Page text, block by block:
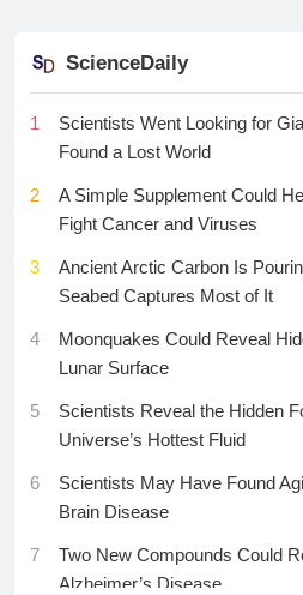
iCloud？
24
瑞士清洁科技公司Verretex研
艺，利用回收玻纤制造高性能
25 今天，深圳千亿IPO诞生
DeepSeek的这次小更新，原来
27 系统BUG先放放，微软要给盗
资本加注引爆前夜，眼科手术
30 AI批量轰炸苹果bug赏金计划，
12 并非只进不出，黑洞竟是精密
AI系统可在野外自动开展猴类
15 AI赋能丨“AI+创业”加速科技成
聚焦科技自立自强·看招丨智
才
“空中校车”上新288米电梯托举
台风“白海豚”7日后将趋向我国
三部门下达农业防灾减灾和水
21 云南瑞丽发现笔尾树鼠新物种
我国合成钻石为世界带去“创造
ScienceDaily
1
Scientists Went Looking for
Found a Lost World
2
A Simple Supplement Could
Fight Cancer and Viruses
3
Ancient Arctic Carbon Is
Seabed Captures Most of It
4
Moonquakes Could Reveal
Lunar Surface
5
Scientists Reveal the Hidden
Universe’s Hottest Fluid
6
Scientists May Have Found
Brain Disease
7
Two New Compounds Could
Alzheimer’s Disease